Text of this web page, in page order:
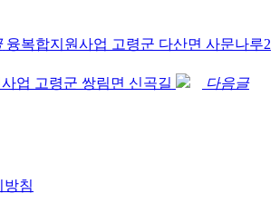
융복합지원사업 고령군 다산면 사문나루2
업 고령군 쌍림면 신곡길
다음글
방침